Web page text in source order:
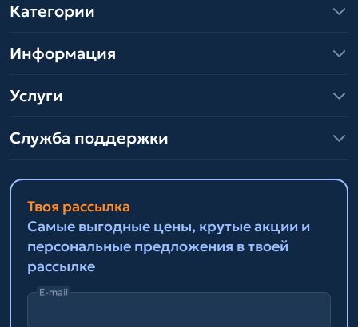
Категории
Информация
Услуги
Служба поддержки
Твоя рассылка
Самые выгодные цены, крутые акции и
персональные предложения в твоей
рассылке
E-mail